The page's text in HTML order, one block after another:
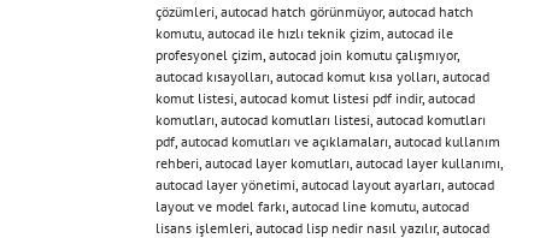
çözümleri autocad hatch görünmüyor, autocad hatch
komutu autocad ile hızlı teknik çizim autocad ile
profesyonel çizim autocad join komutu çalışmıyor,
autocad kısayolları autocad komut kısa yolları autocad
komut listesi autocad komut listesi pdf indir, autocad
komutları autocad komutları listesi autocad komutları
pdf autocad komutları ve açıklamaları autocad kullanım
rehberi autocad layer komutları autocad layer kullanımı
autocad layer yönetimi autocad layout ayarları autocad
layout ve model farkı autocad line komutu autocad
lisans işlemleri autocad lisp nedir nasıl yazılır, autocad